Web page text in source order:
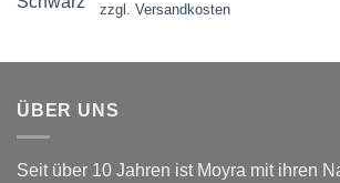
zzgl. Versandkosten
ÜBER UNS
Seit über 10 Jahren ist Moyra mit ihren